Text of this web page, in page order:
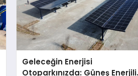
Geleceğin Enerjisi
Otoparkınızda: Güneş Enerjili